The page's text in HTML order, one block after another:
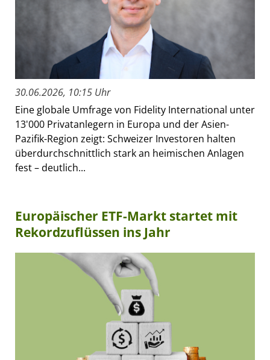
30.06.2026, 10:15 Uhr
Eine globale Umfrage von Fidelity International unter
13'000 Privatanlegern in Europa und der Asien-
Pazifik-Region zeigt: Schweizer Investoren halten
überdurchschnittlich stark an heimischen Anlagen
fest – deutlich...
Europäischer ETF-Markt startet mit
Rekordzuflüssen ins Jahr